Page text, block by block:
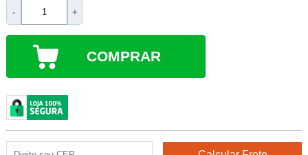
- +
COMPRAR